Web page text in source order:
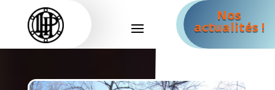
Nos
actualités !